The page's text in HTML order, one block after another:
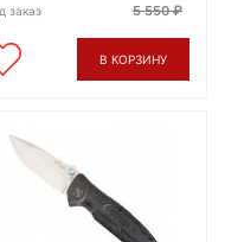
заказ 5 550
В КОРЗИНУ